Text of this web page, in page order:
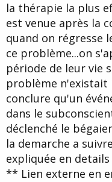
la thérapie la plus
est venue après la
quand on régresse
ce problème...on
période de leur vie
problème n'existait
conclure qu'un
dans le
déclenché le
la demarche a
expliquée en
** Lien externe en